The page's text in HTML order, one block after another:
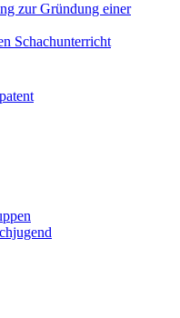
zur Gründung einer
Schachunterricht